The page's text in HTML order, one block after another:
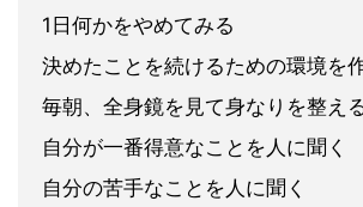
1日何かをやめてみる
決めたことを続けるための環境を
毎朝、全身鏡を見て身なりを整え
自分が一番得意なことを人に聞く
自分の苦手なことを人に聞く